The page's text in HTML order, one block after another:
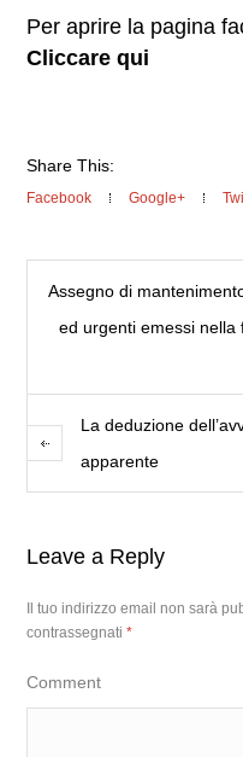
Per aprire la pagina
Cliccare qui
Share This:
Facebook Google+
Assegno di
ed urgenti emessi nella
La deduzione
apparente
Leave a Reply
Il tuo indirizzo email non sarà
contrassegnati*
Comment